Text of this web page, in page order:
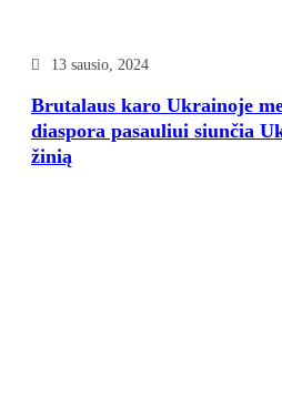
13 sausio, 2024
Brutalaus karo Ukrainoje
diaspora pasauliui siunčia
žinią